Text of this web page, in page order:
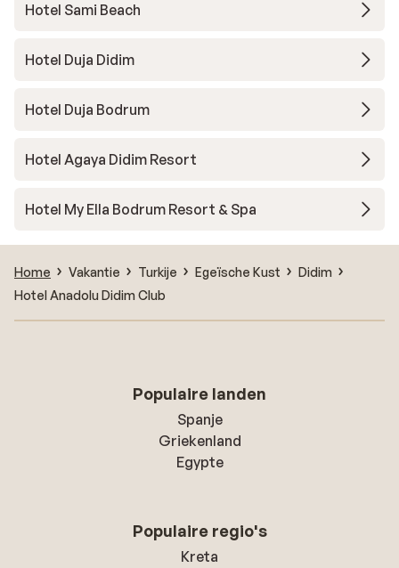
Hotel Sami Beach
Hotel Duja Didim
Hotel Duja Bodrum
Hotel Agaya Didim Resort
Hotel My Ella Bodrum Resort & Spa
Home Vakantie Turkije Egeïsche Kust
Didim
Hotel Anadolu Didim Club
Populaire landen
Spanje
Griekenland
Egypte
Populaire regio's
Kreta